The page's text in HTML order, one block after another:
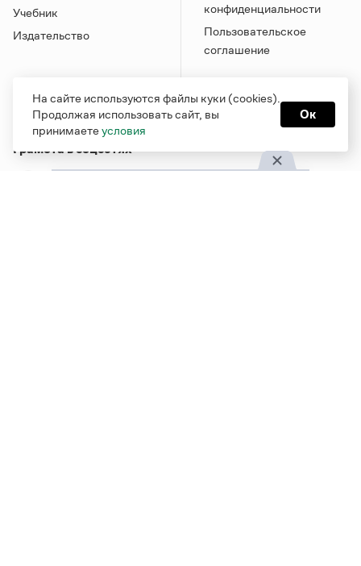
Учебник
Издательство
конфиденциальности
Пользовательское
соглашение
Грамота в соцсетях
На сайте используются файлы куки (cookies).
Продолжая использовать сайт, вы
принимаетеусловия
Ок